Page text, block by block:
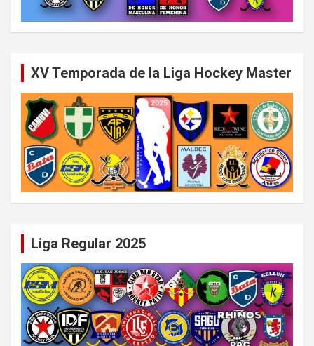
XV Temporada de la Liga Hockey Master
Liga Regular 2025